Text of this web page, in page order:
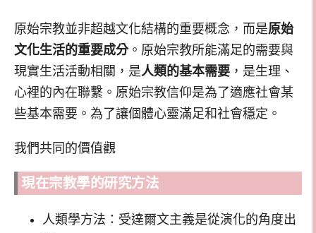
原始宗教並非超越文化結構的重要概念，而是原始
文化生活的重要成分。原始宗教所能滿足的需要與
現實生活活動相關，是人類的基本需要 ，是生理、
心裡的內在聯繫。原始宗教信仰是為了適應社會某
些基本需要。為了讓個體心靈滿足和社會穩定。
我們共同的價值觀
現在宗教學的研究方法
人類學方法：受達爾文主義是從演化的角度出